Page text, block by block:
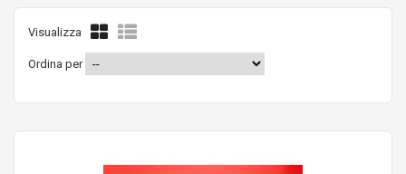
Visualizza
Ordina per